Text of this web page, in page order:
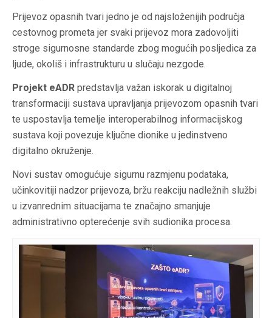
Prijevoz opasnih tvari jedno je od najsloženijih područja
cestovnog prometa jer svaki prijevoz mora zadovoljiti
stroge sigurnosne standarde zbog mogućih posljedica za
ljude, okoliš i infrastrukturu u slučaju nezgode.
Projekt eADR predstavlja važan iskorak u digitalnoj
transformaciji sustava upravljanja prijevozom opasnih tvari
te uspostavlja temelje interoperabilnog informacijskog
sustava koji povezuje ključne dionike u jedinstveno
digitalno okruženje.
Novi sustav omogućuje sigurnu razmjenu podataka,
učinkovitiji nadzor prijevoza, bržu reakciju nadležnih službi
u izvanrednim situacijama te značajno smanjuje
administrativno opterećenje svih sudionika procesa.